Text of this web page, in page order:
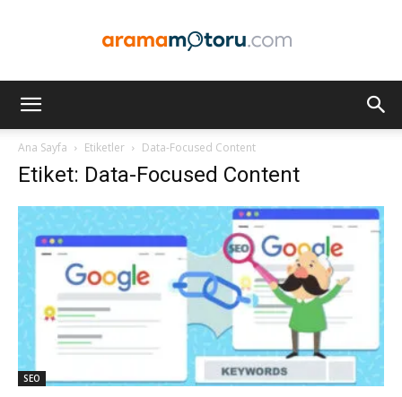
Optimizasyonu
ve
Ana Sayfa Etiketler Data-Focused Content
Etiket: Data-Focused Content
SEO